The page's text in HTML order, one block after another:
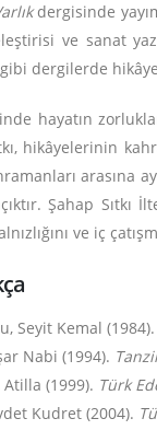
dergisinde
ve sanat
dergilerde
hayatın
hikâyelerinin
arasına
Şahap
ve iç
Seyit Kemal (1984).
Nabi (1994).
Atilla (1999). Türk
Kudret (2004).